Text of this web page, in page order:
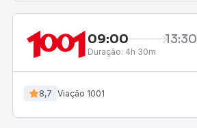
09:00 13:30
Duração: 4h 30m
8,7 Viação 1001